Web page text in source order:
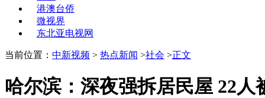
港澳台侨
微视界
东北亚电视网
当前位置： 中新视频 > 热点新闻 >社会 >正文
哈尔滨：深夜强拆居民屋 22人